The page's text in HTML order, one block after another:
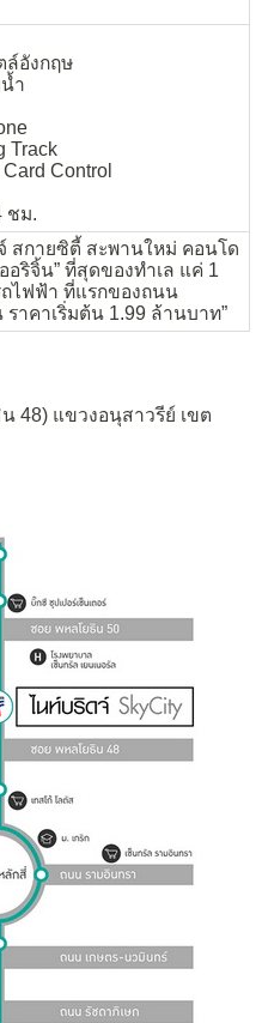
ล์อังกฤษ
ำ
Track
Control
ชม.
สกายซิตี้ สะพานใหม่ คอนโด
อริจิ้น” ที่สุดของทำเล แค่ 1
ถไฟฟ้า ที่แรกของถนน
าคาเริ่มต้น 1.99 ล้านบาท”
48) แขวงอนุสาวรีย์ เขต